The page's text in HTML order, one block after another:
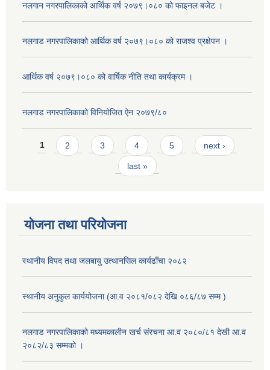
नलगान नगरपालिकाको आर्थिक वर्ष २०७९।०८० को फाइनल बजेट ।
नलगाड नगरपालिकाको आर्थिक वर्ष २०७९।०८० को राजश्व प्रक्षेपन ।
आर्थिक वर्ष २०७९।०८० को वार्षिक नीति तथा कार्यक्रम ।
नलगाड नगरपालिकाको विनियोजित ऐन २०७९/८०
Pages
1 2 3 4 5 next ›
last »
योजना तथा परियोजना
स्थानीय विपद तथा जलबायु उत्थानसिल कार्यढाँचा २०८२
स्थानीय अनुकुल कार्ययोजना (आ.व २०८१/०८२ देखि ०८६/८७ सम्म )
नलगाड नगरपालिकाको मध्यमकालीन खर्च संरचना आ.व २०८०/८१ देखी आ.व
२०८२/८३ सम्मको ।